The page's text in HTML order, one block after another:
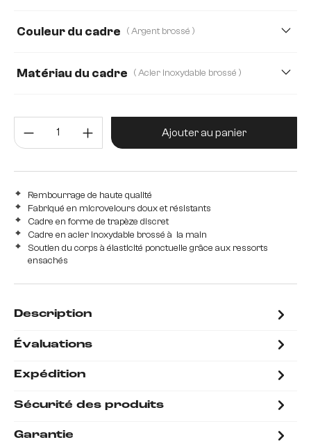
Plüsch Strukturstoff Soft Teddystoff
Velours côtelé Webstoff Soft
Couleur du cadre ( Argent brossé )
Matériau du cadre ( Acier inoxydable brossé )
Edelstahl graphit Quantité de produit : Entrez la
Ajouter au panier
Rembourrage de haute qualité
Fabriqué en microvelours doux et résistants
Cadre en forme de trapèze discret
Cadre en acier inoxydable brossé à la main
Soutien du corps à élasticité ponctuelle grâce aux ressorts
ensachés
Description
Évaluations
Expédition
Sécurité des produits
Garantie